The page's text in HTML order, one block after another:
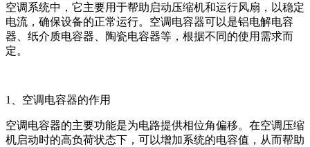
空调系统中，它主要用于帮助启动压缩机和运行风扇，以稳定
电流，确保设备的正常运行。空调电容器可以是铝电解电容
器、纸介质电容器、陶瓷电容器等，根据不同的使用需求而
定。
1、空调电容器的作用
空调电容器的主要功能是为电路提供相位角偏移。在空调压缩
机启动时的高负荷状态下，可以增加系统的电容值，从而帮助